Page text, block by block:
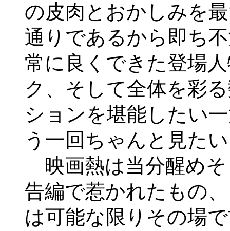
の皮肉とおかしみを
通りであるから即ち
常に良くできた登場
ク、そして全体を彩
ションを堪能したい
う一回ちゃんと見た
映画熱は当分醒め
告編で惹かれたもの
は可能な限りその場